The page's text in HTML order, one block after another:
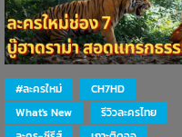
#ละครใหม่
CH7HD
What's New
รีวิวละครไทย